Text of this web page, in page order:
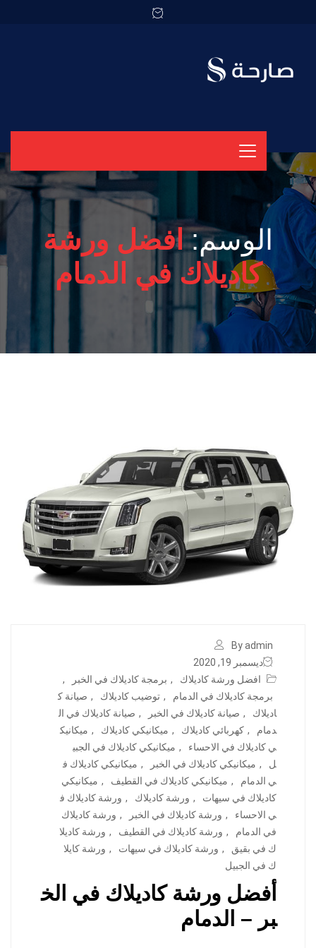
الوسم:افضل ورشة
كاديلاك في الدمام
By admin
ديسمبر 19, 2020
افضل ورشة كاديلاك
, برمجة كاديلاك في الخبر
,
برمجة كاديلاك في الدمام
, توضيب كاديلاك , صيانة ك
اديلاك
, صيانة كاديلاك في الخبر , صيانة كاديلاك في ال
دمام
, كهربائي كاديلاك , ميكانيكي كاديلاك , ميكانيك
ي كاديلاك في الاحساء
, ميكانيكي كاديلاك في الجبي
ل
, ميكانيكي كاديلاك في الخبر , ميكانيكي كاديلاك ف
ي الدمام
, ميكانيكي كاديلاك في القطيف , ميكانيكي
كاديلاك في سيهات
, ورشة كاديلاك , ورشة كاديلاك ف
ي الاحساء
, ورشة كاديلاك في الخبر , ورشة كاديلاك
في الدمام
, ورشة كاديلاك في القطيف , ورشة كاديلا
ك في بقيق
, ورشة كاديلاك في سيهات , ورشة كايلا
ك في الجبيل
أفضل ورشة كاديلاك في الخ
بر – الدمام